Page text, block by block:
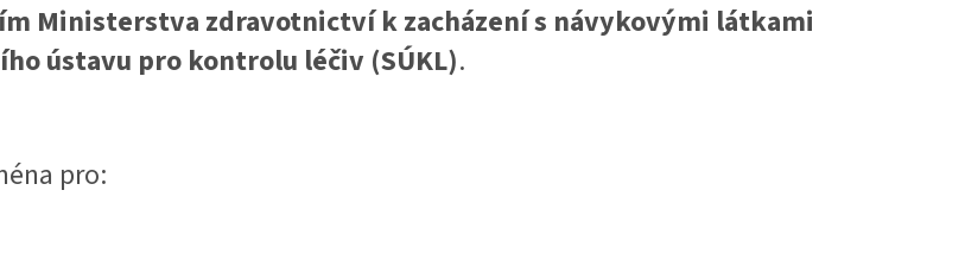
Ministerstva zdravotnictví k zacházení s návykovými látkami
ústavu pro kontrolu léčiv (SÚKL).
pro: